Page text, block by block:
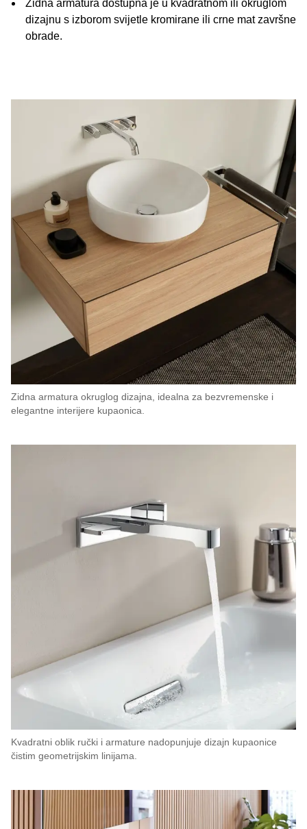
Zidna armatura dostupna je u kvadratnom ili okruglom
dizajnu s izborom svijetle kromirane ili crne mat završne
obrade.
Zidna armatura okruglog dizajna, idealna za bezvremenske i
elegantne interijere kupaonica.
Kvadratni oblik ručki i armature nadopunjuje dizajn kupaonice
čistim geometrijskim linijama.